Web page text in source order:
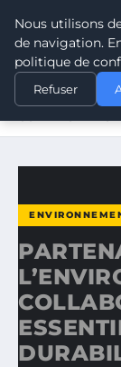
ACCUEIL
PARTENARIAT
Nous utilisons
de navigation.
politique de
Refuser